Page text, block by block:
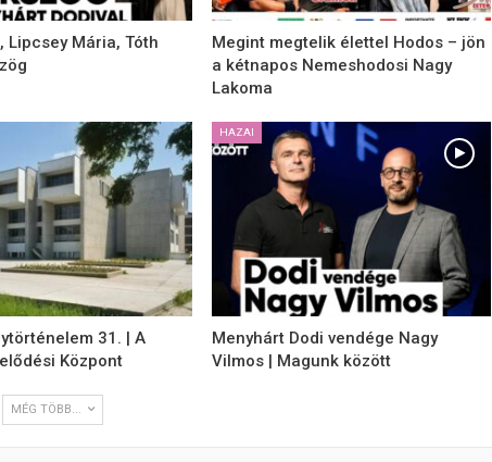
Lipcsey Mária, Tóth
Megint megtelik élettel Hodos – jön
a kétnapos Nemeshodosi Nagy
Lakoma
31. | A
Központ
HAZAI
Menyhárt Dodi vendége Nagy
Vilmos | Magunk között
MÉG TÖBB...